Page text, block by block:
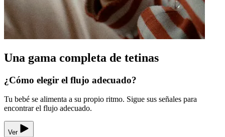
Una gama completa de tetinas
¿Cómo elegir el flujo adecuado?
Tu bebé se alimenta a su propio ritmo. Sigue sus señales para
encontrar el flujo adecuado.
Ver